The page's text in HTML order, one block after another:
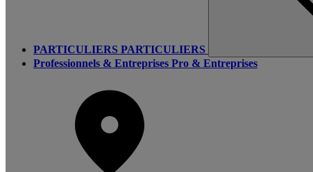
PARTICULIERS PARTICULIERS
Professionnels & Entreprises Pro & Entreprises